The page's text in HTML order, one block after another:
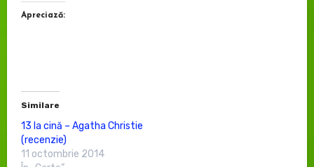
Apreciază:
Similare
13 la cină – Agatha Christie
(recenzie)
11 octombrie 2014